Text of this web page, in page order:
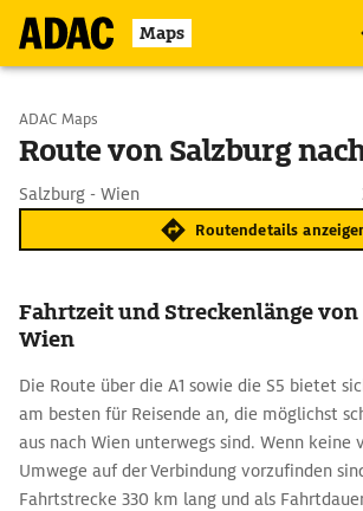
Maps
Start wählen
ADAC Maps
Route von Salzburg
Salzburg - Wien
Routendetails
Fahrtzeit und Streckenlänge von
Wien
Die Route über die A1 sowie die S5 bietet
am besten für Reisende an, die möglichst
aus nach Wien unterwegs sind. Wenn keine
Umwege auf der Verbindung vorzufinden
Fahrtstrecke 330 km lang und als